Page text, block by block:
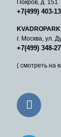
Покров, д. 151
+7(499) 403-
KVADROPARK
г. Москва, ул.
+7(499) 348-
( смотреть на